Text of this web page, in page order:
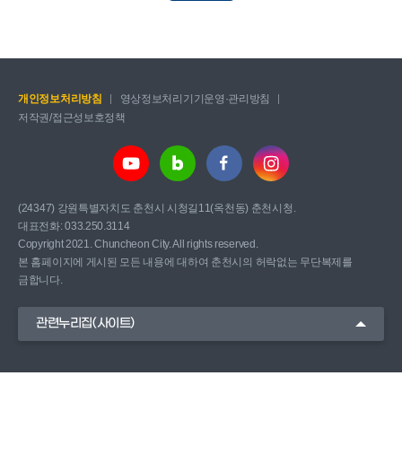
개인정보처리방침
영상정보처리기기운영·관리방침
저작권/접근성보호정책
(24347) 강원특별자치도 춘천시 시청길11(옥천동) 춘천시청.
대표전화: 033.250.3114
Copyright 2021. Chuncheon City. All rights reserved.
본 홈페이지에 게시된 모든 내용에 대하여 춘천시의 허락없는 무단복제를
금합니다.
관련누리집(사이트)